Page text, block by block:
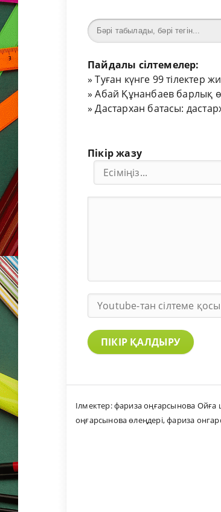
Пайдалы сілтемелер:
»Туған күнге 99 тілектер
»Абай Құнанбаев барлық
»Дастархан батасы:
Пікір жазу
ПІКІР ҚАЛДЫРУ
Ілмектер:фариза оңғарсынова Ойға
оңғарсынова өлеңдері,фариза